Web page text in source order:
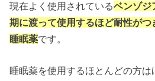
現在よく使用されているベンゾジ
期に渡って使用するほど耐性が
睡眠薬です。
睡眠薬を使用するほとんどの方は